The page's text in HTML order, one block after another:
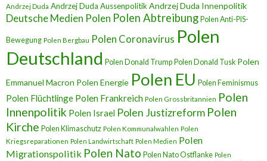
Andrzej Duda Andrzej Duda AussenpolitikAndrzej Duda Innenpolitik
Deutsche Medien Polen Polen Abtreibung Polen Anti-PiS-
Bewegung Polen Bergbau Polen Coronavirus Polen
Deutschland Polen Donald Trump Polen Donald Tusk Polen
Emmanuel Macron Polen Energie Polen EU Polen Feminismus
Polen Flüchtlinge Polen Frankreich Polen Grossbritannien Polen
Innenpolitik Polen Israel Polen Justizreform Polen
Kirche Polen Klimaschutz Polen Kommunalwahlen Polen
Kriegsreparationen Polen Landwirtschaft Polen Medien Polen
Migrationspolitik Polen Nato Polen Nato Ostflanke Polen